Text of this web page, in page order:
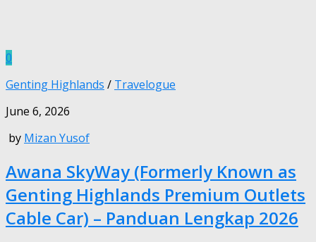
0
Genting Highlands / Travelogue
June 6, 2026
by Mizan Yusof
Awana SkyWay (Formerly Known as
Genting Highlands Premium Outlets
Cable Car) – Panduan Lengkap 2026